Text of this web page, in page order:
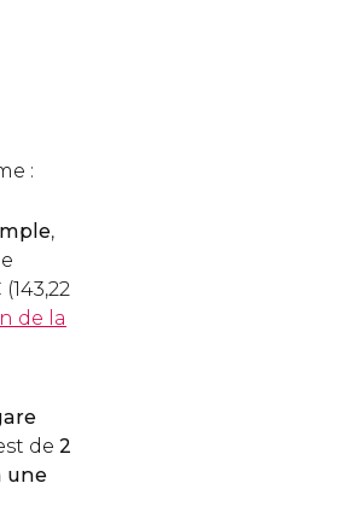
:
,
(143,22
de la
de 2
une